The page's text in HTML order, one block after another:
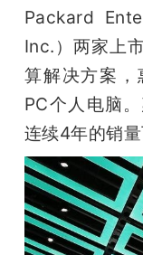
开
课
活
动
中
Packard
Inc.）两家上
算解决方案
PC个人电脑
连续4年的销量